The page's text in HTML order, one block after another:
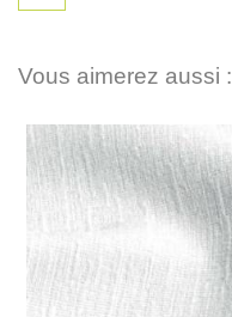
Vous aimerez aussi :